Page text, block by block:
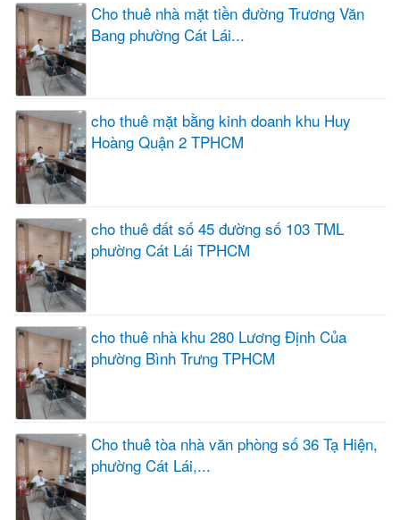
Cho thuê nhà mặt tiền đường Trương Văn
Bang phường Cát Lái...
cho thuê mặt bằng kinh doanh khu Huy
Hoàng Quận 2 TPHCM
cho thuê đất số 45 đường số 103 TML
phường Cát Lái TPHCM
cho thuê nhà khu 280 Lương Định Của
phường Bình Trưng TPHCM
Cho thuê tòa nhà văn phòng số 36 Tạ Hiện,
phường Cát Lái,...